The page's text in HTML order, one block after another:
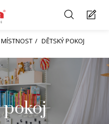
MÍSTNOST DĚTSKÝ POKOJ
pokoj